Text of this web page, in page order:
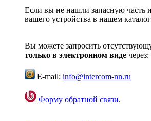
Если вы не нашли запасную часть
вашего устройства в нашем
Вы можете запросить
только в электронном виде через:
E-mail: info@intercom-nn.ru
Форму обратной связи.